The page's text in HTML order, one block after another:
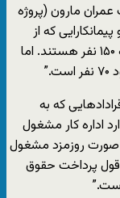
عمران مارون (پروژه
که از
شرکت کار به صورت پیمانی برداشته‌اند نزدیک به ۱۵۰ نفر هستند. اما‌
که به
اداره کار مشغول
صورت روزمزد مشغول
قول پرداخت حقوق